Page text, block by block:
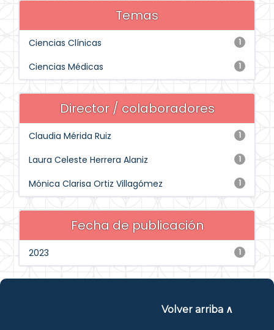
Temas
1
Ciencias Clínicas
1
Ciencias Médicas
Director / colaboradores
1
Claudia Mérida Ruiz
1
Laura Celeste Herrera Alaniz
1
Mónica Clarisa Ortiz Villagómez
Fecha de publicación
1
2023
Volver arriba ∧